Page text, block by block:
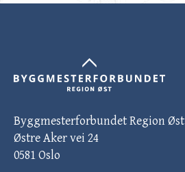
Byggmesterforbundet Region Øst
Østre Aker vei 24
0581 Oslo